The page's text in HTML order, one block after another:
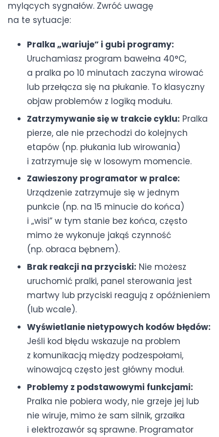
mylących sygnałów. Zwróć uwagę
na te sytuacje:
Pralka „wariuje” i gubi programy:
Uruchamiasz program bawełna 40°C,
a pralka po 10 minutach zaczyna wirować
lub przełącza się na płukanie. To klasyczny
objaw problemów z logiką modułu.
Zatrzymywanie się w trakcie cyklu: Pralka
pierze, ale nie przechodzi do kolejnych
etapów (np. płukania lub wirowania)
i zatrzymuje się w losowym momencie.
Zawieszony programator w pralce:
Urządzenie zatrzymuje się w jednym
punkcie (np. na 15 minucie do końca)
i „wisi” w tym stanie bez końca, często
mimo że wykonuje jakąś czynność
(np. obraca bębnem).
Brak reakcji na przyciski: Nie możesz
uruchomić pralki, panel sterowania jest
martwy lub przyciski reagują z opóźnieniem
(lub wcale).
Wyświetlanie nietypowych kodów błędów:
Jeśli kod błędu wskazuje na problem
z komunikacją między podzespołami,
winowajcą często jest główny moduł.
Problemy z podstawowymi funkcjami:
Pralka nie pobiera wody, nie grzeje jej lub
nie wiruje, mimo że sam silnik, grzałka
i elektrozawór są sprawne. Programator